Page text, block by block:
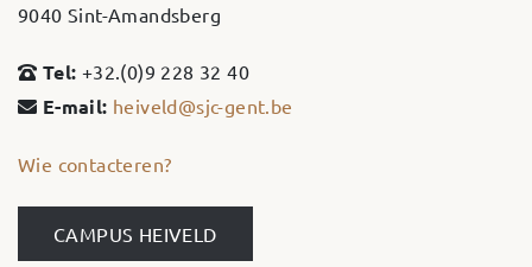
9040 Sint-Amandsberg
Tel: +32.(0)9 228 32 40
E-mail: heiveld@sjc-gent.be
Wie contacteren?
CAMPUS HEIVELD